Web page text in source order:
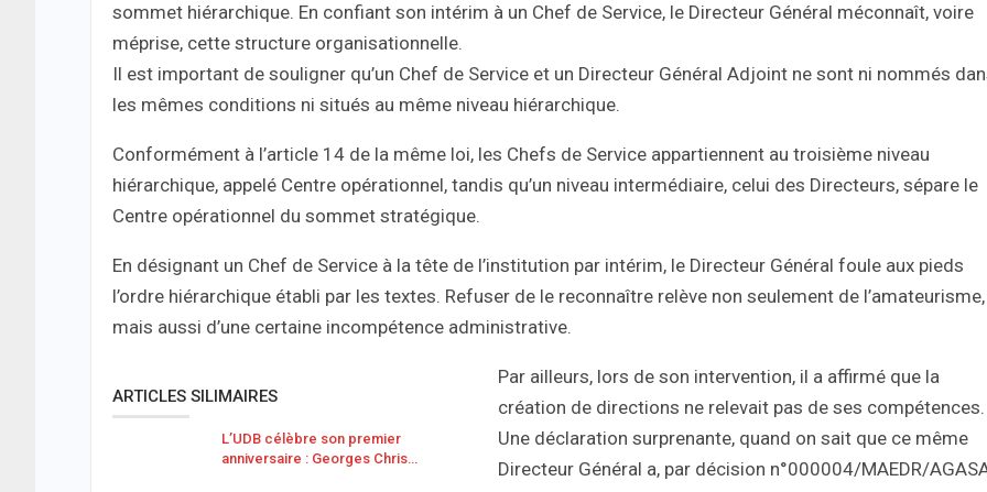
sommet hiérarchique. En confiant son intérim à un Chef de Service, le Directeur Général méconnaît, voire
méprise, cette structure organisationnelle.
Il est important de souligner qu’un Chef de Service et un Directeur Général Adjoint ne sont ni nommés
les mêmes conditions ni situés au même niveau hiérarchique.
Conformément à l’article 14 de la même loi, les Chefs de Service appartiennent au troisième niveau
hiérarchique, appelé Centre opérationnel, tandis qu’un niveau intermédiaire, celui des Directeurs, sépare le
Centre opérationnel du sommet stratégique.
En désignant un Chef de Service à la tête de l’institution par intérim, le Directeur Général foule aux pieds
l’ordre hiérarchique établi par les textes. Refuser de le reconnaître relève non seulement de l’amateurisme,
mais aussi d’une certaine incompétence administrative.
ARTICLES SILIMAIRES
L’UDB célèbre son premier
anniversaire : Georges Chris…
Par ailleurs, lors de son intervention, il a affirmé que la
création de directions ne relevait pas de ses compétences.
Une déclaration surprenante, quand on sait que ce même
Directeur Général a, par décision n°000004/MAEDR/